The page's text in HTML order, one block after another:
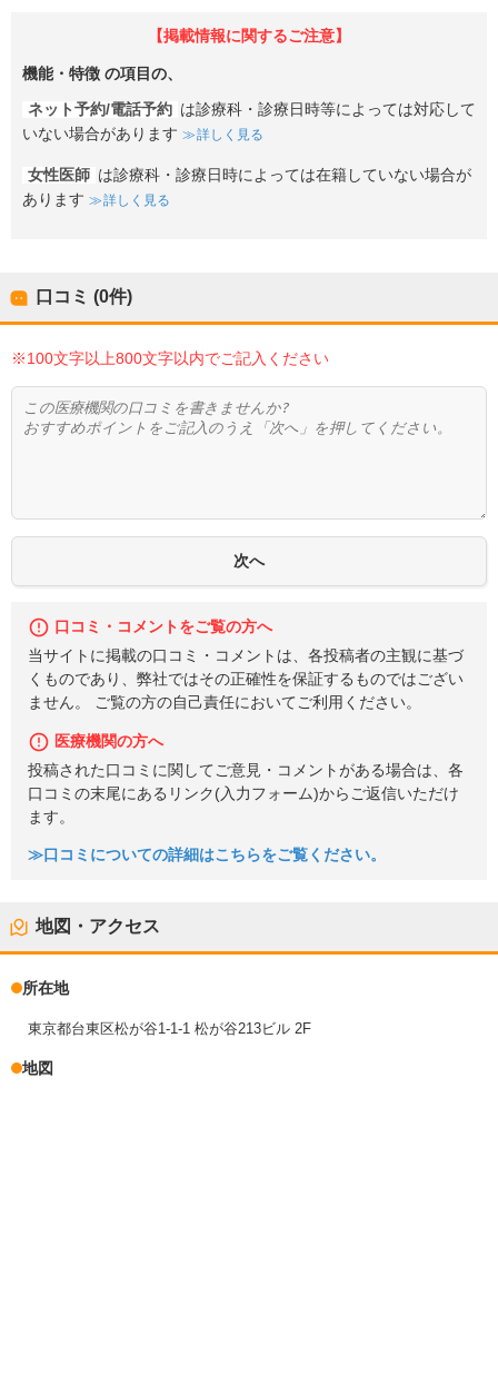
【掲載情報に関するご注意】
機能・特徴 の項目の、
ネット予約/電話予約 は診療科・診療日時等によっては対応して
いない場合があります
詳しく見る
女性医師 は診療科・診療日時によっては在籍していない場合が
あります
詳しく見る
口コミ (0件)
※100文字以上800文字以内でご記入ください
口コミ・コメントをご覧の方へ
当サイトに掲載の口コミ・コメントは、各投稿者の主観に基づ
くものであり、弊社ではその正確性を保証するものではござい
ません。 ご覧の方の自己責任においてご利用ください。
医療機関の方へ
投稿された口コミに関してご意見・コメントがある場合は、各
口コミの末尾にあるリンク(入力フォーム)からご返信いただけ
ます。
≫口コミについての詳細はこちらをご覧ください。
地図・アクセス
所在地
東京都台東区松が谷1-1-1 松が谷213ビル 2F
地図